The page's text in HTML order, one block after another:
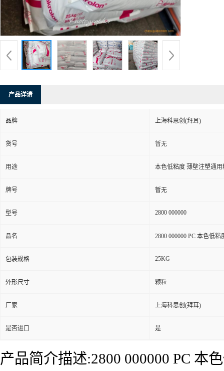
产品详请
品牌 上海科思创(拜耳)
货号 暂无
用途 本色低粘度 薄壁注塑通用
牌号 暂无
型号 2800 000000
品名 2800 000000 PC 本色低
包装规格 25KG
外形尺寸 颗粒
厂家 上海科思创(拜耳)
是否进口 是
产品简介描述:2800 000000 PC 本